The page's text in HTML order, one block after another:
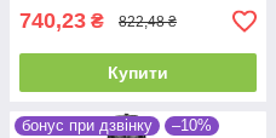
740,23 ₴ 822,48 ₴
Купити
бонус при дзвінку –10%